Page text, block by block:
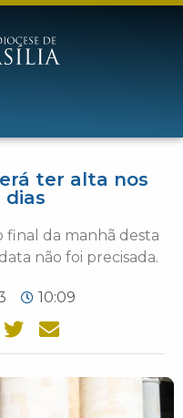
ter alta nos
dias
final da manhã desta
não foi precisada.
10:09